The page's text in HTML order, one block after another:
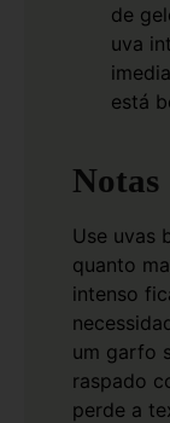
de
uva
está
Notas
Use uvas
quanto
intenso
um garfo
raspado
perde a